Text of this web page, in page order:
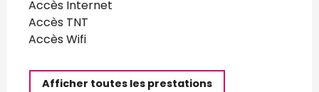
Accès Internet
Accès TNT
Accès Wifi
Afficher toutes les prestations